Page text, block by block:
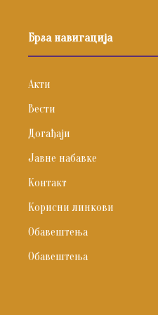
Брза навигација
Акти
Вести
Догађаји
Јавне набавке
Контакт
Корисни линкови
Обавештења
Обавештења